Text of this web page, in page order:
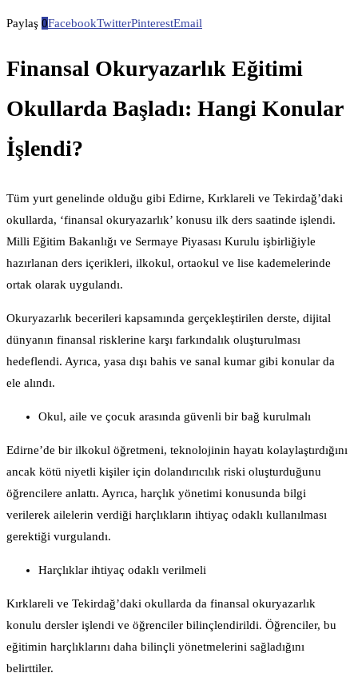
Paylaş 0FacebookTwitterPinterestEmail
Finansal Okuryazarlık Eğitimi
Okullarda Başladı: Hangi Konular
İşlendi?
Tüm yurt genelinde olduğu gibi Edirne, Kırklareli ve Tekirdağ’daki
okullarda, ‘finansal okuryazarlık’ konusu ilk ders saatinde işlendi.
Milli Eğitim Bakanlığı ve Sermaye Piyasası Kurulu işbirliğiyle
hazırlanan ders içerikleri, ilkokul, ortaokul ve lise kademelerinde
ortak olarak uygulandı.
Okuryazarlık becerileri kapsamında gerçekleştirilen derste, dijital
dünyanın finansal risklerine karşı farkındalık oluşturulması
hedeflendi. Ayrıca, yasa dışı bahis ve sanal kumar gibi konular da
ele alındı.
Okul, aile ve çocuk arasında güvenli bir bağ kurulmalı
Edirne’de bir ilkokul öğretmeni, teknolojinin hayatı kolaylaştırdığını
ancak kötü niyetli kişiler için dolandırıcılık riski oluşturduğunu
öğrencilere anlattı. Ayrıca, harçlık yönetimi konusunda bilgi
verilerek ailelerin verdiği harçlıkların ihtiyaç odaklı kullanılması
gerektiği vurgulandı.
Harçlıklar ihtiyaç odaklı verilmeli
Kırklareli ve Tekirdağ’daki okullarda da finansal okuryazarlık
konulu dersler işlendi ve öğrenciler bilinçlendirildi. Öğrenciler, bu
eğitimin harçlıklarını daha bilinçli yönetmelerini sağladığını
belirttiler.